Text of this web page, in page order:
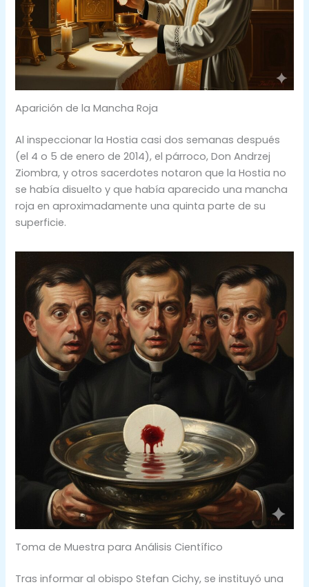
Aparición de la Mancha Roja
Al inspeccionar la Hostia casi dos semanas después
(el 4 o 5 de enero de 2014), el párroco, Don Andrzej
Ziombra, y otros sacerdotes notaron que la Hostia no
se había disuelto y que había aparecido una mancha
roja en aproximadamente una quinta parte de su
superficie.
Toma de Muestra para Análisis Científico
Tras informar al obispo Stefan Cichy, se instituyó una